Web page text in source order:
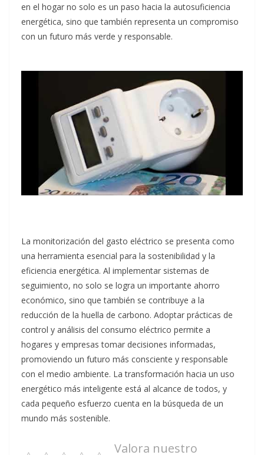
en el hogar no solo es un paso hacia la autosuficiencia
energética, sino que también representa un compromiso
con un futuro más verde y responsable.
La monitorización del gasto eléctrico se presenta como
una herramienta esencial para la sostenibilidad y la
eficiencia energética. Al implementar sistemas de
seguimiento, no solo se logra un importante ahorro
económico, sino que también se contribuye a la
reducción de la huella de carbono. Adoptar prácticas de
control y análisis del consumo eléctrico permite a
hogares y empresas tomar decisiones informadas,
promoviendo un futuro más consciente y responsable
con el medio ambiente. La transformación hacia un uso
energético más inteligente está al alcance de todos, y
cada pequeño esfuerzo cuenta en la búsqueda de un
mundo más sostenible.
Valora nuestro